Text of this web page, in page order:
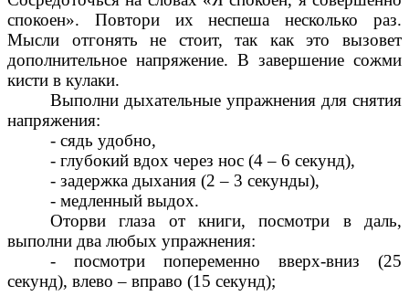
спокоен». Повтори их неспеша несколько раз.
Мысли отгонять не стоит, так как это вызовет
дополнительное напряжение. В завершение сожми
кисти в кулаки.
Выполни дыхательные упражнения для снятия
напряжения:
- сядь удобно,
- глубокий вдох через нос (4 – 6 секунд),
- задержка дыхания (2 – 3 секунды),
- медленный выдох.
Оторви глаза от книги, посмотри в даль,
выполни два любых упражнения:
- посмотри попеременно вверх-вниз (25
секунд), влево – вправо (15 секунд);